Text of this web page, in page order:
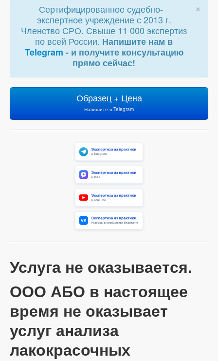
×
Сертифицированное судебно-
экспертное учреждение с 2013 г.
Членство СРО. Свыше 11 000 экспертиз
по всей России. Напишите нам в
Telegram - и получите консультацию
прямо сейчас!
Образец + Цена
Напишите в Telegram
Услуга не оказывается.
ООО АБО в настоящее
время не оказывает
услуг анализа
лакокрасочных